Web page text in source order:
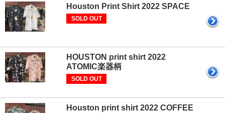
Houston Print Shirt 2022 SPACE
SOLD OUT
HOUSTON print shirt 2022
ATOMIC楽器柄
SOLD OUT
Houston print shirt 2022 COFFEE